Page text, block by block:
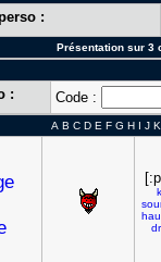
:
Présentation sur 3
: Code :
A B C D E F G H I J K